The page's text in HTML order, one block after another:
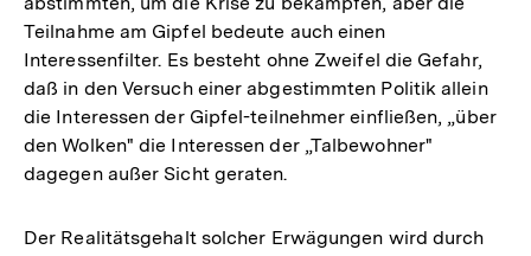
Teilnahme am Gipfel bedeute auch einen
Interessenfilter. Es besteht ohne Zweifel die Gefahr,
daß in den Versuch einer abgestimmten Politik allein
die Interessen der Gipfel-teilnehmer einfließen, „über
den Wolken" die Interessen der „Talbewohner"
dagegen außer Sicht geraten.
Der Realitätsgehalt solcher Erwägungen wird durch